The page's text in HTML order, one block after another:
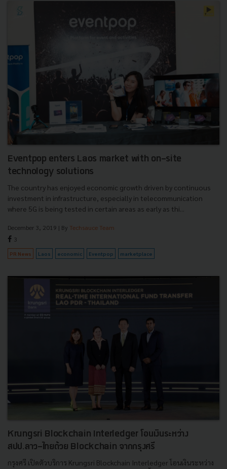
Eventpop enters Laos market with on-site
technology solutions
The country has enjoyed economic growth driven by continuous
investment in infrastructure, especially in telecommunication
where 5G is being tested in certain areas as early as thi...
December 3, 2019 | By Techsauce Team
3
PR News Laos economic Eventpop marketplace
Krungsri Blockchain Interledger โอนเงินระหว่าง
สปป.ลาว-ไทยด้วย Blockchain จากกรุงศรี
กรุงศรี เปิดตัวบริการ Krungsri Blockchain Interledger โอนเงินระหว่าง